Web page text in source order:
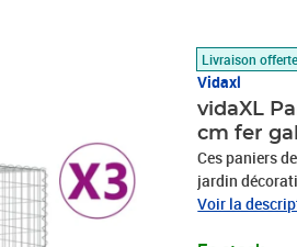
Livraison offerte
Vidaxl
vidaXL
cm fer
Ces paniers
jardin décoratives et
galvanisé
Voir la
Prix barré
Prix 481,89€